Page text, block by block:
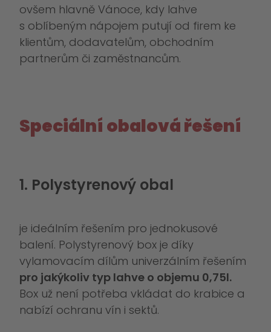
ovšem hlavně Vánoce, kdy lahve
s oblíbeným nápojem putují od firem ke
klientům, dodavatelům, obchodním
partnerům či zaměstnancům.
Speciální obalová řešení
1. Polystyrenový obal
je ideálním řešením pro jednokusové
balení. Polystyrenový box je díky
vylamovacím dílům univerzálním řešením
pro jakýkoliv typ lahve o objemu 0,75l.
Box už není potřeba vkládat do krabice a
nabízí ochranu vín i sektů.